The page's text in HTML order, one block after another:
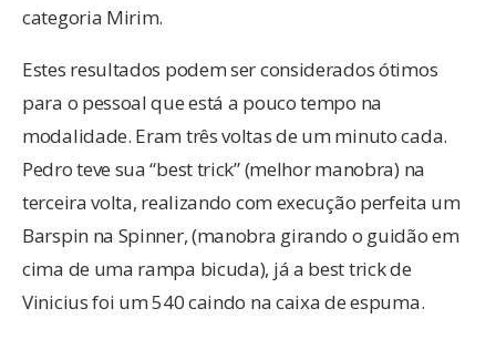
categoria Mirim.
Estes resultados podem ser considerados ótimos
para o pessoal que está a pouco tempo na
modalidade. Eram três voltas de um minuto cada.
Pedro teve sua “best trick” (melhor manobra) na
terceira volta, realizando com execução perfeita um
Barspin na Spinner, (manobra girando o guidão em
cima de uma rampa bicuda), já a best trick de
Vinicius foi um 540 caindo na caixa de espuma.